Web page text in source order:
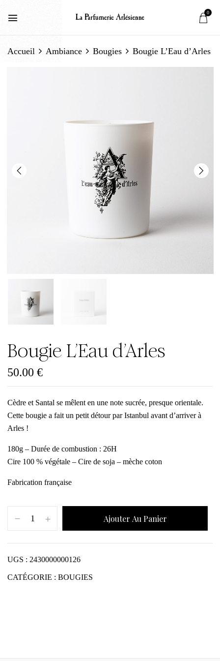
0
Accueil Ambiance Bougies Bougie L’Eau d’Arles
Bougie L’Eau d’Arles
50.00 €
Cèdre et Santal se mêlent en une note sucrée, presque orientale.
Cette bougie a fait un petit détour par Istanbul avant d’arriver à
Arles !
180g – Durée de combustion : 26H
Cire 100 % végétale – Cire de soja – mèche coton
Fabrication française
Ajouter Au Panier
UGS : 2430000000126
CATÉGORIE : BOUGIES